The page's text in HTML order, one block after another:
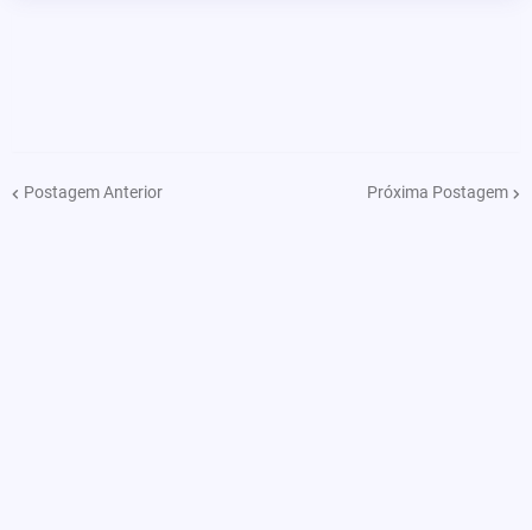
Postagem Anterior Próxima Postagem